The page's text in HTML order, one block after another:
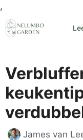
,
naar
de
James van